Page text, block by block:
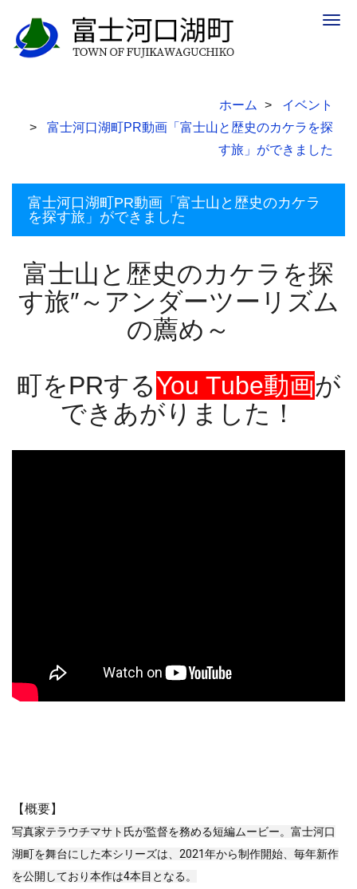
ホーム
イベント
富士河口湖町PR動画「富士山と歴史のカケラを探
す旅」ができました
富士河口湖町PR動画「富士山と歴史のカケラ
を探す旅」ができました
富士山と歴史のカケラを探
す旅″～アンダーツーリズム
の薦め～
町をPRするYou Tube動画が
できあがりました！
【概要】
写真家テラウチマサト氏が監督を務める短編ムービー。富士河口
湖町を舞台にした本シリーズは、2021年から制作開始、毎年新作
を公開しており本作は4本目となる。